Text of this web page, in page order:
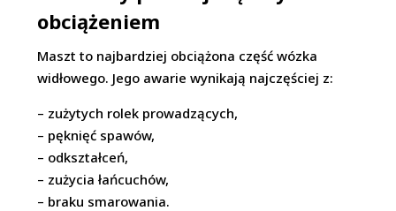
obciążeniem
Maszt to najbardziej obciążona część wózka
widłowego. Jego awarie wynikają najczęściej z:
– zużytych rolek prowadzących,
– pęknięć spawów,
– odkształceń,
– zużycia łańcuchów,
– braku smarowania.